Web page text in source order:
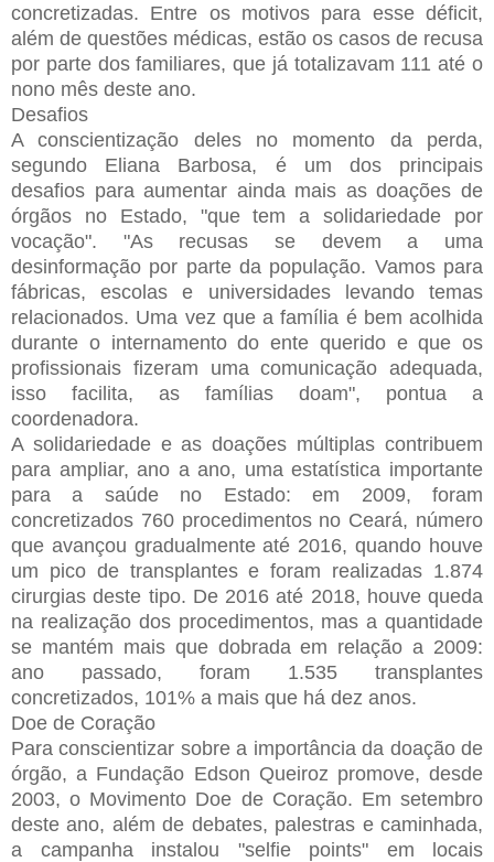
concretizadas. Entre os motivos para esse déficit,
além de questões médicas, estão os casos de recusa
por parte dos familiares, que já totalizavam 111 até o
nono mês deste ano.
Desafios
A conscientização deles no momento da perda,
segundo Eliana Barbosa, é um dos principais
desafios para aumentar ainda mais as doações de
órgãos no Estado, "que tem a solidariedade por
vocação". "As recusas se devem a uma
desinformação por parte da população. Vamos para
fábricas, escolas e universidades levando temas
relacionados. Uma vez que a família é bem acolhida
durante o internamento do ente querido e que os
profissionais fizeram uma comunicação adequada,
isso facilita, as famílias doam", pontua a
coordenadora.
A solidariedade e as doações múltiplas contribuem
para ampliar, ano a ano, uma estatística importante
para a saúde no Estado: em 2009, foram
concretizados 760 procedimentos no Ceará, número
que avançou gradualmente até 2016, quando houve
um pico de transplantes e foram realizadas 1.874
cirurgias deste tipo. De 2016 até 2018, houve queda
na realização dos procedimentos, mas a quantidade
se mantém mais que dobrada em relação a 2009:
ano passado, foram 1.535 transplantes
concretizados, 101% a mais que há dez anos.
Doe de Coração
Para conscientizar sobre a importância da doação de
órgão, a Fundação Edson Queiroz promove, desde
2003, o Movimento Doe de Coração. Em setembro
deste ano, além de debates, palestras e caminhada,
a campanha instalou "selfie points" em locais